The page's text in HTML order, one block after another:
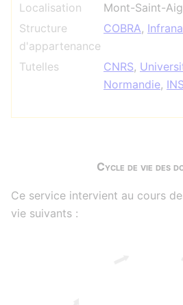
Localisation
Mont-Saint-
Structure
d'appartenance
COBRA,
Tutelles CNRS,
Normandie,
Cycle de vie des
Ce service intervient au cours
vie suivants :